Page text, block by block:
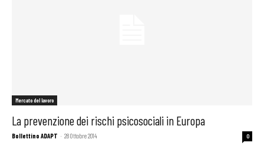
Mercato del lavoro
La prevenzione dei rischi psicosociali in Europa
Bollettino ADAPT - 28 Ottobre 2014 0